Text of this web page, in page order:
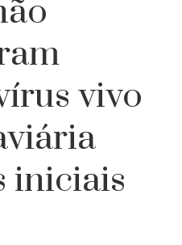
vivo
iniciais